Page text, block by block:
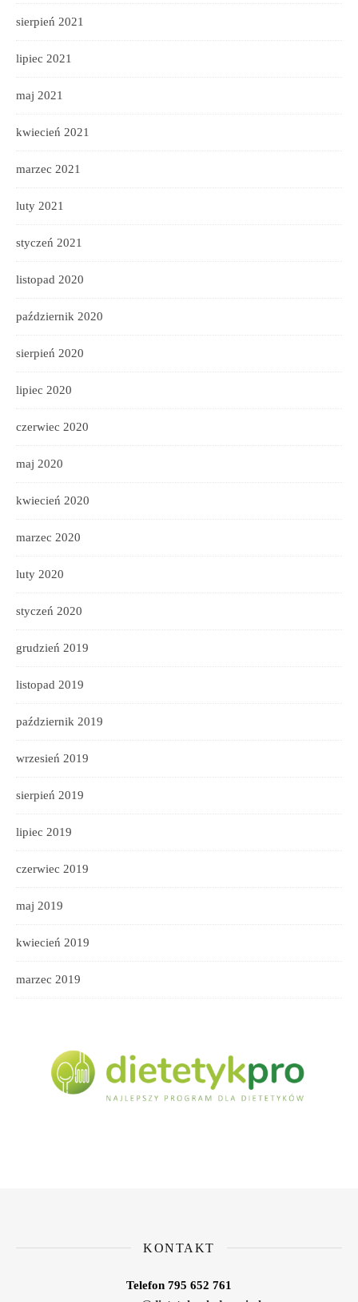
sierpień 2021
lipiec 2021
maj 2021
kwiecień 2021
marzec 2021
luty 2021
styczeń 2021
listopad 2020
październik 2020
sierpień 2020
lipiec 2020
czerwiec 2020
maj 2020
kwiecień 2020
marzec 2020
luty 2020
styczeń 2020
grudzień 2019
listopad 2019
październik 2019
wrzesień 2019
sierpień 2019
lipiec 2019
czerwiec 2019
maj 2019
kwiecień 2019
marzec 2019
KONTAKT
Telefon 795 652 761